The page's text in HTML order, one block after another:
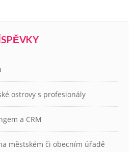
ostrovy s profesionály
a CRM
městském či obecním úřadě